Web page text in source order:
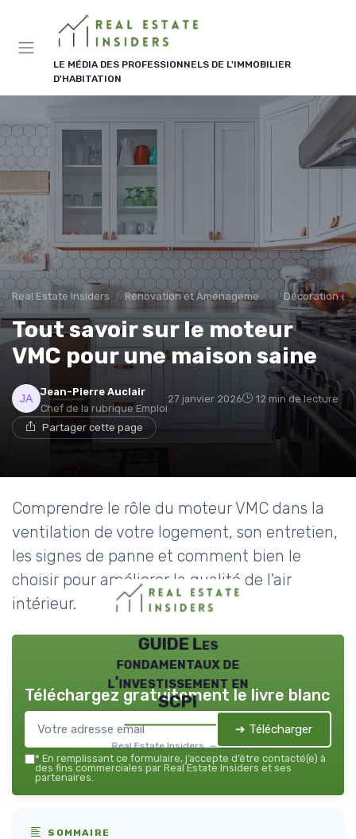
LE MÉDIA DES PROFESSIONNELS DE L'IMMOBILIER
D'HABITATION
Real Estate Insiders Rénovation et Aménagement Décoration et
Tout savoir sur le moteur
VMC pour une maison saine
Jean-Pierre Auclair
Chef de la rubrique Emploi
27 janvier 2026 12 min de lecture
Partager cette page
Comprendre le rôle du moteur VMC dans la
ventilation de votre logement, son entretien,
les signes de panne et comment bien le
choisir pour améliorer la qualité de l'air
intérieur.
GUIDE Les
fondamentaux de
l'investissement en
SCPI
Real Estate Insiders — 2026
Téléchargez gratuitement le livre blanc
➔ Télécharger
* En remplissant ce formulaire, j’accepte d’être contacté(e) à
des fins commerciales par Real Estate Insiders et ses
partenaires.
SOMMAIRE